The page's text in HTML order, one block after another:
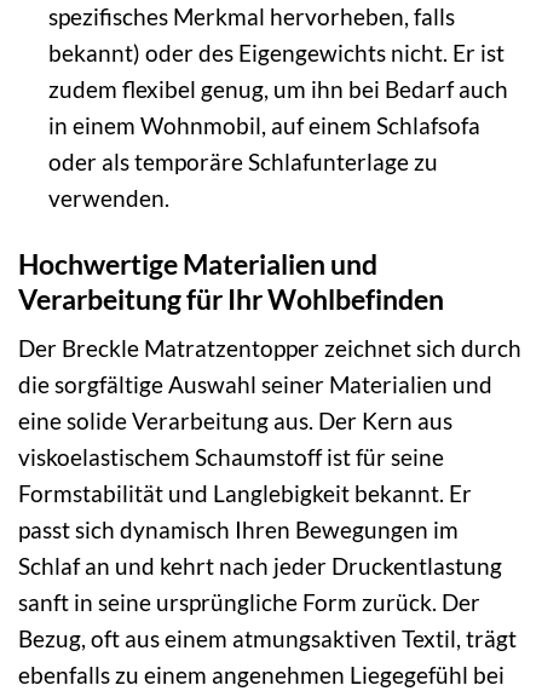
spezifisches Merkmal hervorheben, falls
bekannt) oder des Eigengewichts nicht. Er ist
zudem flexibel genug, um ihn bei Bedarf auch
in einem Wohnmobil, auf einem Schlafsofa
oder als temporäre Schlafunterlage zu
verwenden.
Hochwertige Materialien und
Verarbeitung für Ihr Wohlbefinden
Der Breckle Matratzentopper zeichnet sich durch
die sorgfältige Auswahl seiner Materialien und
eine solide Verarbeitung aus. Der Kern aus
viskoelastischem Schaumstoff ist für seine
Formstabilität und Langlebigkeit bekannt. Er
passt sich dynamisch Ihren Bewegungen im
Schlaf an und kehrt nach jeder Druckentlastung
sanft in seine ursprüngliche Form zurück. Der
Bezug, oft aus einem atmungsaktiven Textil, trägt
ebenfalls zu einem angenehmen Liegegefühl bei